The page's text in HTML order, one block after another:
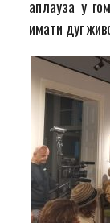
аплауза у
имати дуг